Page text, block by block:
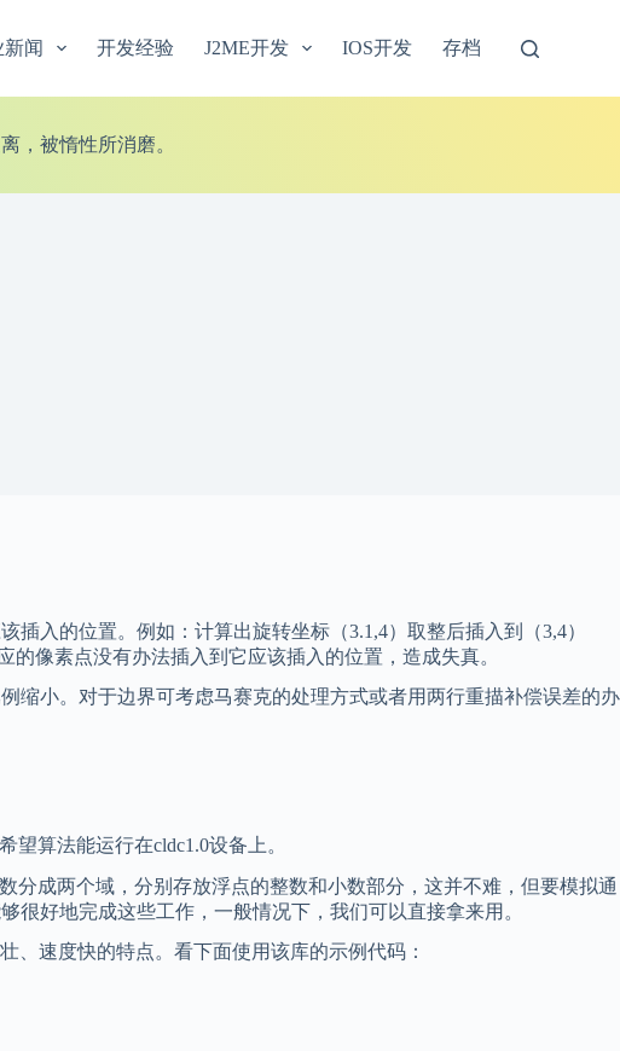
闻 开发经验 J2ME开发 IOS开发 存档
，被惰性所消磨。
入的位置。例如：计算出旋转坐标（3.1,4）取整后插入到（3,4）
像素点没有办法插入到它应该插入的位置，造成失真。
小。对于边界可考虑马赛克的处理方式或者用两行重描补偿误差的办
算法能运行在cldc1.0设备上。
成两个域，分别存放浮点的整数和小数部分，这并不难，但要模拟通
好地完成这些工作，一般情况下，我们可以直接拿来用。
速度快的特点。看下面使用该库的示例代码：